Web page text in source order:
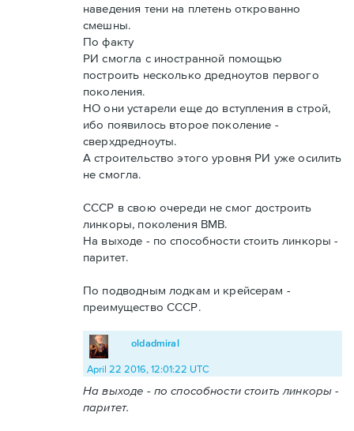
наведения тени на плетень открованно
смешны.
По факту
РИ смогла с иностранной помощью
построить несколько дредноутов первого
поколения.
НО они устарели еще до вступления в строй,
ибо появилось второе поколение -
сверхдредноуты.
А строительство этого уровня РИ уже осилить
не смогла.
СССР в свою очереди не смог достроить
линкоры, поколения ВМВ.
На выходе - по способности стоить линкоры -
паритет.
По подводным лодкам и крейсерам -
преимущество СССР.
oldadmiral
April 22 2016, 12:01:22 UTC
На выходе - по способности стоить линкоры -
паритет.